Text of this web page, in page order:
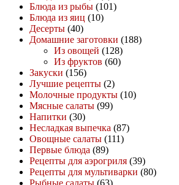
Блюда из рыбы (101)
Блюда из яиц (10)
Десерты (40)
Домашние заготовки (188)
Из овощей (128)
Из фруктов (60)
Закуски (156)
Лучшие рецепты (2)
Молочные продукты (10)
Мясные салаты (99)
Напитки (30)
Несладкая выпечка (87)
Овощные салаты (111)
Первые блюда (89)
Рецепты для аэрогриля (39)
Рецепты для мультиварки (80)